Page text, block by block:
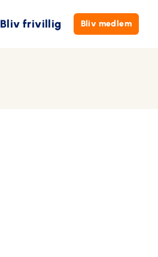
Bliv frivillig Bliv medlem